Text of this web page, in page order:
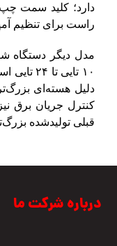
دارد؛ کلید سمت چپ
راست برای تنظیم
مدل دیگر دستگاه
۱۰ تایی
دلیل هسته‌ای
کنترل جریان برق
قبلی تولیدشده
درباره شرکت ما